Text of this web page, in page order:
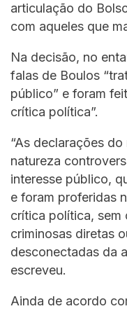
articulação do
com aqueles que
Na decisão, no
falas de Boulos
público” e foram
crítica política”.
“As declarações
natureza
interesse público,
e foram proferidas
crítica política, sem
criminosas diretas
desconectadas da
escreveu.
Ainda de acordo